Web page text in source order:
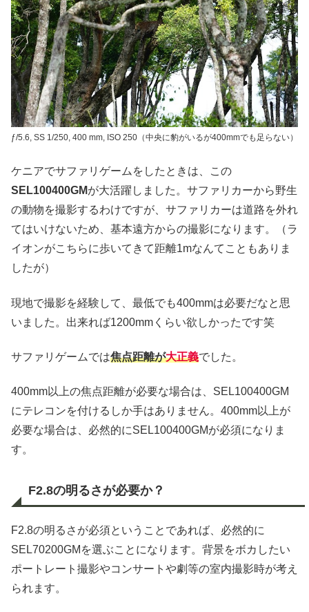
ƒ/5.6, SS 1/250, 400 mm, ISO 250（中央に豹がいるが400mmでも足らない）
ケニアでサファリゲームをしたときは、この
SEL100400GMが大活躍しました。サファリカーから野生
の動物を撮影するわけですが、サファリカーは道路を外れ
てはいけないため、基本遠方からの撮影になります。（ラ
イオンがこちらに歩いてきて距離1mなんてこともありま
したが）
現地で撮影を経験して、最低でも400mmは必要だなと思
いました。出来れば1200mmくらい欲しかったです笑
サファリゲームでは焦点距離が大正義でした。
400mm以上の焦点距離が必要な場合は、SEL100400GM
にテレコンを付けるしか手はありません。400mm以上が
必要な場合は、必然的にSEL100400GMが必須になりま
す。
F2.8の明るさが必要か？
F2.8の明るさが必須ということであれば、必然的に
SEL70200GMを選ぶことになります。背景をボカしたい
ポートレート撮影やコンサートや劇等の室内撮影時が考え
られます。